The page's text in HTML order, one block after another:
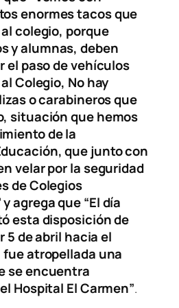
enormes tacos que
colegio, porque
y alumnas, deben
el paso de vehículos
Colegio, No hay
o carabineros que
situación que hemos
de la
que junto con
velar por la seguridad
de Colegios
agrega que “El día
esta disposición de
de abril hacia el
atropellada una
se encuentra
Hospital El Carmen”.